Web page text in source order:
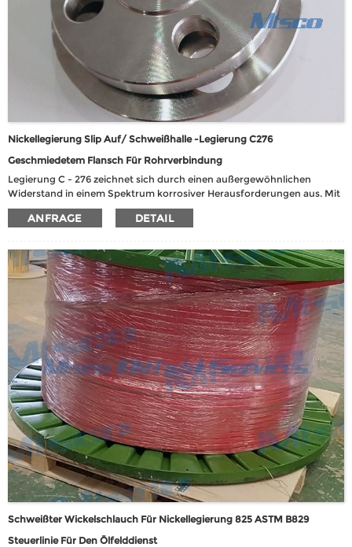
Nickellegierung Slip Auf/ Schweißhalle -Legierung C276
Geschmiedetem Flansch Für Rohrverbindung
Legierung C - 276 zeichnet sich durch einen außergewöhnlichen
Widerstand in einem Spektrum korrosiver Herausforderungen aus. Mit
einer bemerkenswerten Fähigkeit, lokalisierten Korrosion,
Stresskorrosionsrissen sowie oxidierenden und reduzierenden Medien
chemische Prozessumgebungen.
ANFRAGE DETAIL
Schweißter Wickelschlauch Für Nickellegierung 825 ASTM B829
Steuerlinie Für Den Ölfelddienst